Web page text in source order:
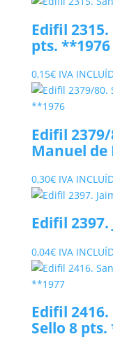
Edifil
pts. **1976
0,15€ IVA
Edifil
Manuel de
0,30€ IVA
Edifil
0,04€ IVA
Edifil 2416.
Sello 8